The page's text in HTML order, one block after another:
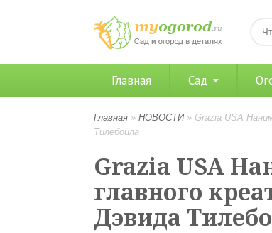
Главная Сад
Главная » НОВОСТИ» Grazia USA
Тилебойла
Grazia USA
главного
Дэвида